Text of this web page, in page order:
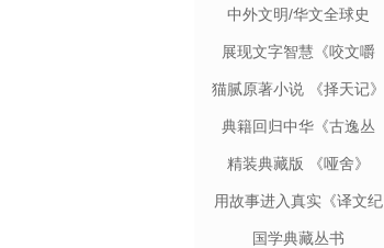
中外文明/华文全球史
展现文字智慧《咬文嚼
字》
猫腻原著小说 《择天记》
典籍回归中华《古逸丛
精装典藏版 《哑舍》
用故事进入真实《译文纪
实》
国学典藏丛书